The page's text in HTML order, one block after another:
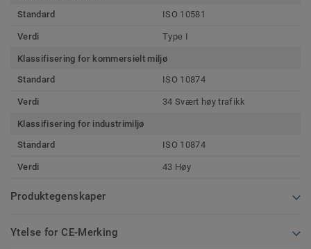
Standard
ISO 10581
Verdi Type I
Klassifisering for kommersielt miljø
Standard
ISO 10874
Verdi 34 Svært høy trafikk
Klassifisering for industrimiljø
Standard
ISO 10874
Verdi 43 Høy
Produktegenskaper
Ytelse for CE-Merking